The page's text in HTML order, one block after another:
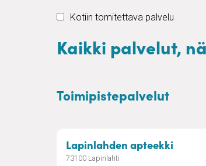
Kotiin tomitettava palvelu
Kaikki palvelut,
Toimipistepalvelut
Lapinlahden apteekki
73100 Lapinlahti